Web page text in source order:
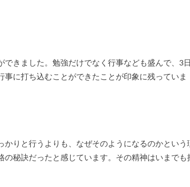
きました。勉強だけでなく行事なども盛んで、3
に打ち込むことができたことが印象に残っていま
りと行うよりも、なぜそのようになるのかという
秘訣だったと感じています。その精神はいまでも